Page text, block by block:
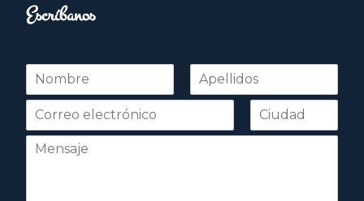
Escríbanos
N
m
r
Nombre Apellidos